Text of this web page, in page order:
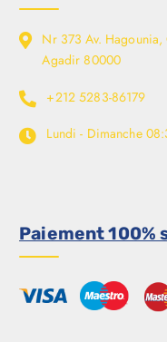
Nr 373 Av.
Agadir 80000
+212 5283-86179
Lundi - Dimanche
Paiement 100%